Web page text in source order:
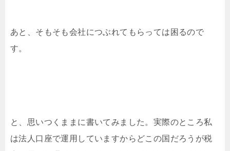
あと、そもそも会社につぶれてもらっては困るので
す。
と、思いつくままに書いてみました。実際のところ私
は法人口座で運用していますからどこの国だろうが税